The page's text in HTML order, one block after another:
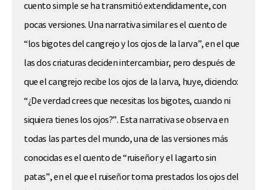
cuento simple se ha transmitió extendidamente, con
pocas versiones. Una narrativa similar es el cuento de
“los bigotes del cangrejo y los ojos de la larva”, en el que
las dos criaturas deciden intercambiar, pero después de
que el cangrejo recibe los ojos de la larva, huye, diciendo:
“¿De verdad crees que necesitas los bigotes, cuando ni
siquiera tienes los ojos?”. Esta narrativa se observa en
todas las partes del mundo, una de las versiones más
conocidas es el cuento de “ruiseñor y el lagarto sin
patas”, en el que el ruiseñor toma prestados los ojos del